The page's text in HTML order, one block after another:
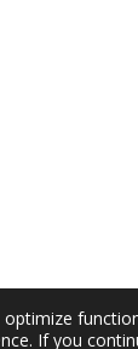
If you